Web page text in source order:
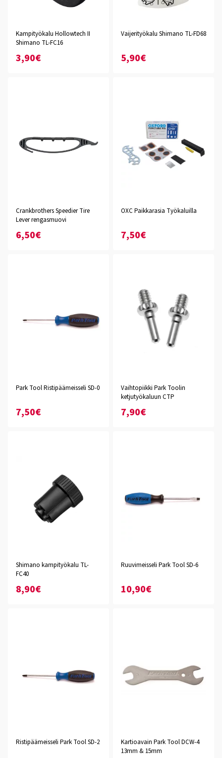
Kampityökalu Hollowtech II
Shimano TL-FC16
3,90€
Vaijerityökalu Shimano TL-FD68
5,90€
Crankbrothers Speedier Tire
Lever rengasmuovi
6,50€
OXC Paikkarasia Työkaluilla
7,50€
Park Tool Ristipäämeisseli SD-0
7,50€
Vaihtopiikki Park Toolin
ketjutyökaluun CTP
7,90€
Shimano kampityökalu TL-
FC40
8,90€
Ruuvimeisseli Park Tool SD-6
10,90€
Ristipäämeisseli Park Tool SD-2
Kartioavain Park Tool DCW-4
13mm & 15mm